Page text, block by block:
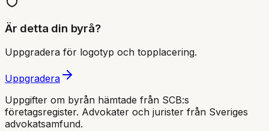
Är detta din byrå?
Uppgradera för logotyp och topplacering.
Uppgradera
Uppgifter om byrån hämtade från SCB:s
företagsregister. Advokater och jurister från Sveriges
advokatsamfund.